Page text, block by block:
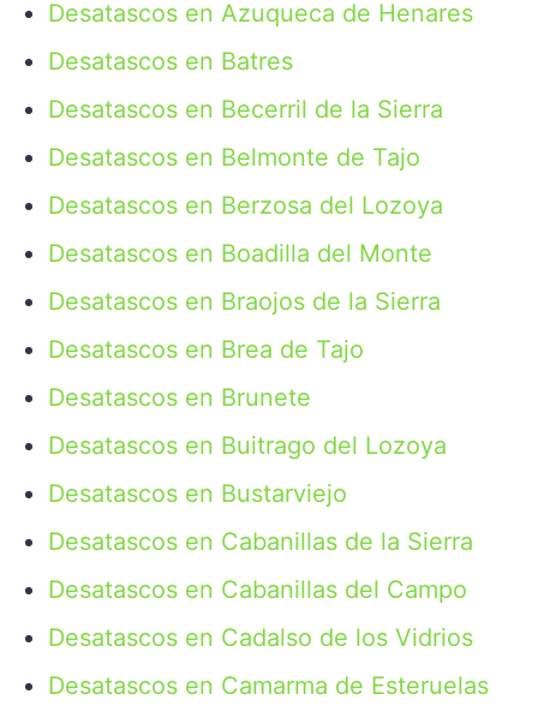
Desatascos en Azuqueca de Henares
Desatascos en Batres
Desatascos en Becerril de la Sierra
Desatascos en Belmonte de Tajo
Desatascos en Berzosa del Lozoya
Desatascos en Boadilla del Monte
Desatascos en Braojos de la Sierra
Desatascos en Brea de Tajo
Desatascos en Brunete
Desatascos en Buitrago del Lozoya
Desatascos en Bustarviejo
Desatascos en Cabanillas de la Sierra
Desatascos en Cabanillas del Campo
Desatascos en Cadalso de los Vidrios
Desatascos en Camarma de Esteruelas